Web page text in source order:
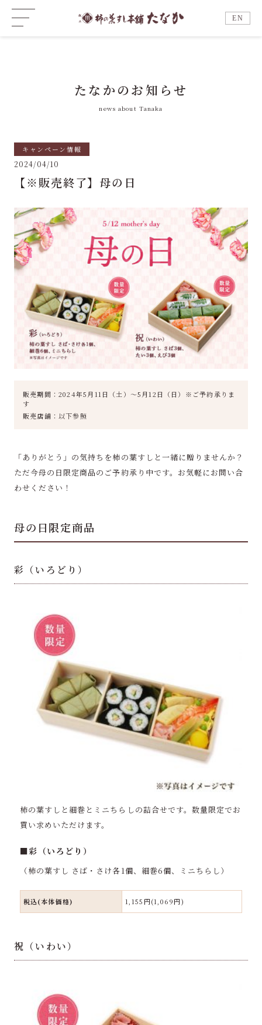
EN
たなかのお知らせ
news about Tanaka
キャンペーン情報
2024/04/10
【※販売終了】母の日
販売期間：2024年5月11日（土）～5月12日（日）※ご予約承りま
す
販売店舗：以下参照
「ありがとう」の気持ちを柿の葉すしと一緒に贈りませんか？
ただ今母の日限定商品のご予約承り中です。お気軽にお問い合
わせください！
母の日限定商品
彩（いろどり）
柿の葉すしと細巻とミニちらしの詰合せです。数量限定でお
買い求めいただけます。
■彩（いろどり）
（柿の葉すし さば・さけ各1個、細巻6個、ミニちらし）
税込(本体価格) 1,155円(1,069円)
祝（いわい）